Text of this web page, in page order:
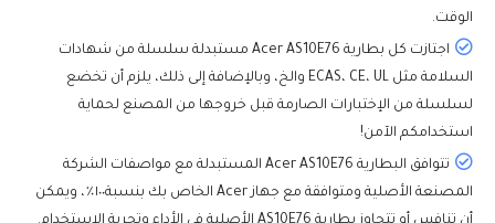
الوقت.
اجتازت كل بطارية Acer AS10E76 مستبدلة سلسلة من شهادات
السلامة مثل ECAS، CE، UL والخ، وبالإضافة إلى ذلك، يلزم أن تخضع
لسلسلة من الإختبارات الصارمة قبل خروجها من المصنع لحماية
استخدامكم الآمن!
تتوافق البطارية Acer AS10E76 المستبدلة مع مواصفات الشركة
المصنعة الأصلية ومتوافقة مع جهاز Acer الخاص بك بنسبة١٠٠٪، ويمكن